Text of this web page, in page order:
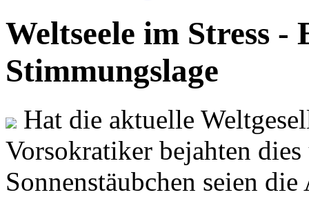
Weltseele im Stress -
Stimmungslage
Hat die aktuelle
Vorsokratiker bejahten
Sonnenstäubchen seien